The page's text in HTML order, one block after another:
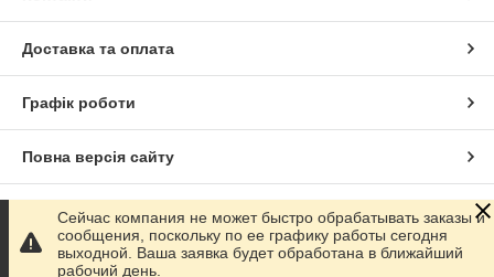
Доставка та оплата
Графік роботи
Повна версія сайту
Сайт створено на маркетплейсі Prom.ua
Політика конфіденційності
Сейчас компания не может быстро обрабатывать заказы и
сообщения, поскольку по ее графику работы сегодня
выходной. Ваша заявка будет обработана в ближайший
рабочий день.